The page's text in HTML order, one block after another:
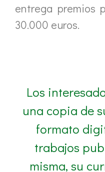
entrega premios
30.000 euros.
Los
una copia de
formato
trabajos
misma, su